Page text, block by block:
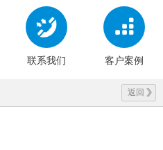
联系我们 客户案例
返回